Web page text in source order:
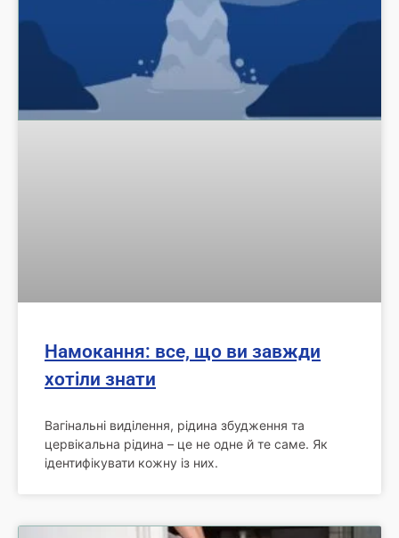
Намокання: все, що ви завжди
хотіли знати
Вагінальні виділення, рідина збудження та
цервікальна рідина – це не одне й те саме. Як
ідентифікувати кожну із них.